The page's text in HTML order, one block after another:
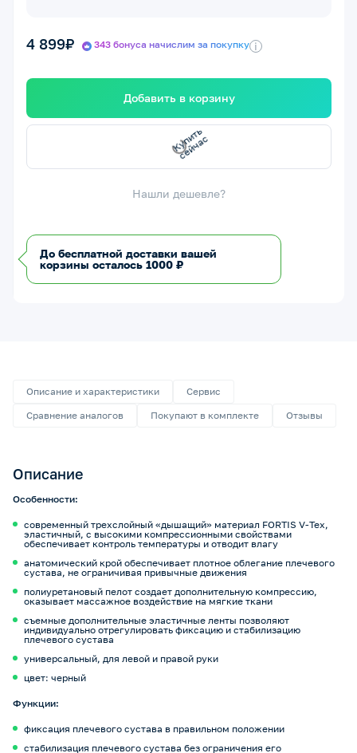
4 899₽ 343 бонуса начислим за покупку i
Добавить в корзину
К
у
п
и
т
ь
с
е
й
ч
а
с
Нашли дешевле?
До бесплатной доставки вашей
корзины осталось 1000 ₽
Описание и характеристики
Сервис
Сравнение аналогов
Покупают в комплекте Отзывы
Описание
Особенности:
современный трехслойный «дышащий» материал FORTIS V-Tex,
эластичный, с высокими компрессионными свойствами
обеспечивает контроль температуры и отводит влагу
анатомический крой обеспечивает плотное облегание плечевого
сустава, не ограничивая привычные движения
полиуретановый пелот создает дополнительную компрессию,
оказывает массажное воздействие на мягкие ткани
съемные дополнительные эластичные ленты позволяют
индивидуально отрегулировать фиксацию и стабилизацию
плечевого сустава
универсальный, для левой и правой руки
цвет: черный
Функции:
фиксация плечевого сустава в правильном положении
стабилизация плечевого сустава без ограничения его